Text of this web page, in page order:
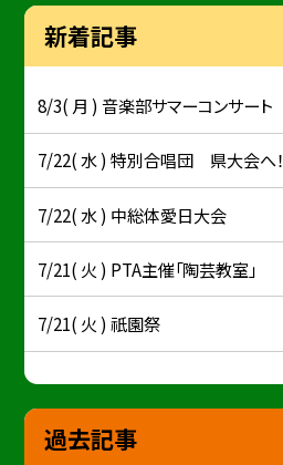
新着記事
8/3( 月 ) 音楽部サマーコンサート
7/22( 水 ) 特別合唱団 県大会へ！
7/22( 水 ) 中総体愛日大会
7/21( 火 ) PTA主催「陶芸教室」
7/21( 火 ) 祇園祭
過去記事